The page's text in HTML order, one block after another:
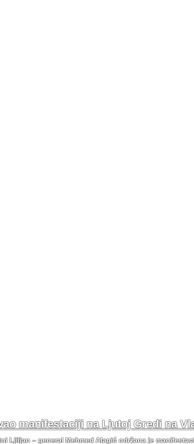
manifestaciji na Ljutoj Gredi na
Ljiljan – general Mehmed Alagić održana je